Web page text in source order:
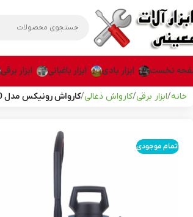
نخست ابزار بادی ابزار باغبانی ابزار برقی
خانه ابزار برقی کارواش ذغالی کارواش رونیکس مدل RP-U100 ا RONIX
اتمام موجودی